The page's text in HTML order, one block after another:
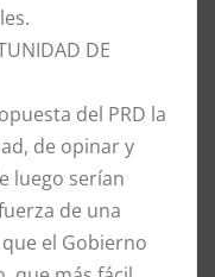
DE
del PRD la
de opinar y
luego serían
de una
el Gobierno